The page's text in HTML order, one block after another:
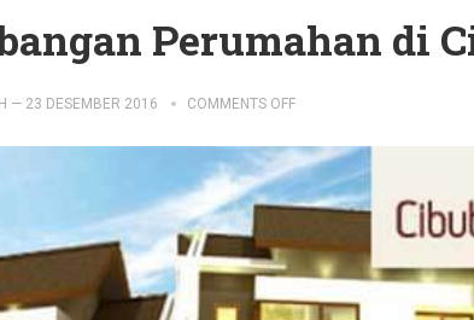
Perumahan di
— 23 DESEMBER 2016 COMMENTS OFF